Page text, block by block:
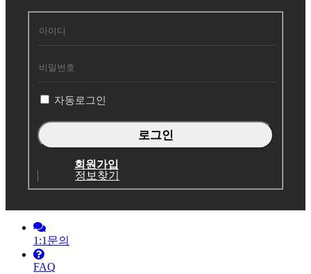
회
원
그
인
자동로그인
회원가입
정보찾기
1:1문의
FAQ